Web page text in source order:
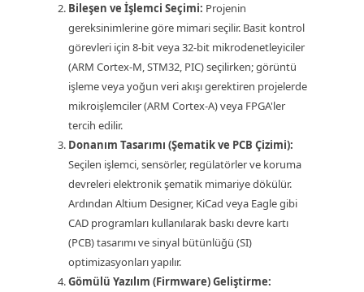
Bileşen ve İşlemci Seçimi: Projenin
gereksinimlerine göre mimari seçilir. Basit kontrol
görevleri için 8-bit veya 32-bit mikrodenetleyiciler
(ARM Cortex-M, STM32, PIC) seçilirken; görüntü
işleme veya yoğun veri akışı gerektiren projelerde
mikroişlemciler (ARM Cortex-A) veya FPGA'ler
tercih edilir.
Donanım Tasarımı (Şematik ve PCB Çizimi):
Seçilen işlemci, sensörler, regülatörler ve koruma
devreleri elektronik şematik mimariye dökülür.
Ardından Altium Designer, KiCad veya Eagle gibi
CAD programları kullanılarak baskı devre kartı
(PCB) tasarımı ve sinyal bütünlüğü (SI)
optimizasyonları yapılır.
Gömülü Yazılım (Firmware) Geliştirme: